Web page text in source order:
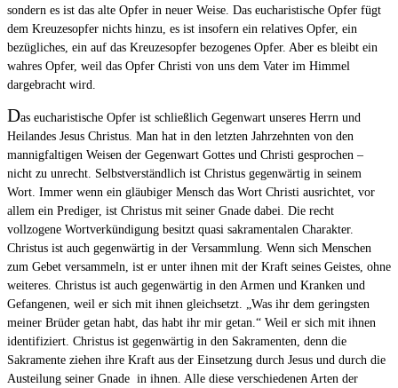
sondern es ist das alte Opfer in neuer Weise. Das eucharistische Opfer fügt
dem Kreuzesopfer nichts hinzu, es ist insofern ein relatives Opfer, ein
bezügliches, ein auf das Kreuzesopfer bezogenes Opfer. Aber es bleibt ein
wahres Opfer, weil das Opfer Christi von uns dem Vater im Himmel
dargebracht wird.
Das eucharistische Opfer ist schließlich Gegenwart unseres Herrn und
Heilandes Jesus Christus. Man hat in den letzten Jahrzehnten von den
mannigfaltigen Weisen der Gegenwart Gottes und Christi gesprochen –
nicht zu unrecht. Selbstverständlich ist Christus gegenwärtig in seinem
Wort. Immer wenn ein gläubiger Mensch das Wort Christi ausrichtet, vor
allem ein Prediger, ist Christus mit seiner Gnade dabei. Die recht
vollzogene Wortverkündigung besitzt quasi sakramentalen Charakter.
Christus ist auch gegenwärtig in der Versammlung. Wenn sich Menschen
zum Gebet versammeln, ist er unter ihnen mit der Kraft seines Geistes, ohne
weiteres. Christus ist auch gegenwärtig in den Armen und Kranken und
Gefangenen, weil er sich mit ihnen gleichsetzt. „Was ihr dem geringsten
meiner Brüder getan habt, das habt ihr mir getan.“ Weil er sich mit ihnen
identifiziert. Christus ist gegenwärtig in den Sakramenten, denn die
Sakramente ziehen ihre Kraft aus der Einsetzung durch Jesus und durch die
Austeilung seiner Gnade in ihnen. Alle diese verschiedenen Arten der